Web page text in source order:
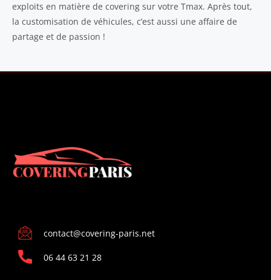
exploits en matière de covering sur votre Tmax. Après tout,
la customisation de véhicules, c’est aussi une affaire de
partage et de passion !
contact@covering-paris.net
06 44 63 21 28